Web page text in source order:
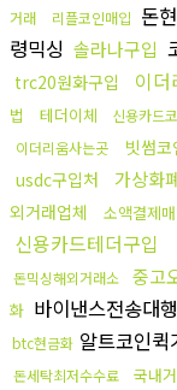
거래
리플코인매입 돈
령믹싱 솔라나구입
trc20원화구입 이더
법
테더이체
신용카드
이더리움사는곳
빗썸코
usdc구입처 가상화
외거래업체
소액결제
신용카드테더구입
돈믹싱해외거래소 중고
화 바이낸스전송대행
btc현금화 알트코인퀵
돈세탁최저수수료 국내